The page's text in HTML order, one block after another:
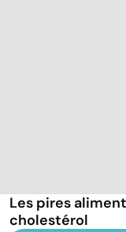
Les pires
cholestérol